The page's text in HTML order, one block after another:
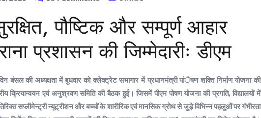
पौष्टिक और सम्पूर्ण आहार
प्रशासन की जिम्मेदारीः डीएम
बंसल की अध्यक्षता में बुधवार को क्लेक्ट्रेट सभागार में प्रधानमंत्री पांेषण शक्ति निर्माण योजना की
क्रियान्वयन एवं अनुश्रवण समिति की बैठक हुई। जिसमें पीएम पोषण योजना की प्रगति, विद्यालयों में
सप्लीमेन्ट्री न्यूट्रीशन और बच्चों के शारीरिक एवं मानसिक ग्रोथ से जुड़े विभिन्न पहलुओं पर गंभीरता